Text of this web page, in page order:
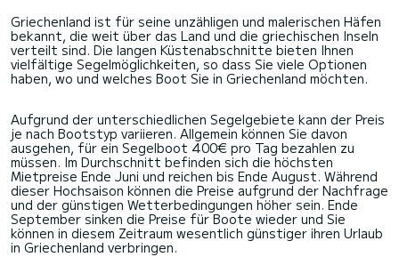
Griechenland ist für seine unzähligen und malerischen Häfen
bekannt, die weit über das Land und die griechischen Inseln
verteilt sind. Die langen Küstenabschnitte bieten Ihnen
vielfältige Segelmöglichkeiten, so dass Sie viele Optionen
haben, wo und welches Boot Sie in Griechenland möchten.
Aufgrund der unterschiedlichen Segelgebiete kann der Preis
je nach Bootstyp variieren. Allgemein können Sie davon
ausgehen, für ein Segelboot 400€ pro Tag bezahlen zu
müssen. Im Durchschnitt befinden sich die höchsten
Mietpreise Ende Juni und reichen bis Ende August. Während
dieser Hochsaison können die Preise aufgrund der Nachfrage
und der günstigen Wetterbedingungen höher sein. Ende
September sinken die Preise für Boote wieder und Sie
können in diesem Zeitraum wesentlich günstiger ihren Urlaub
in Griechenland verbringen.